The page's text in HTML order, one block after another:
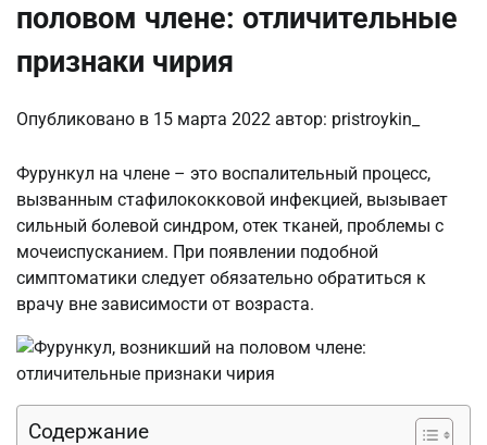
половом члене: отличительные
признаки чирия
Опубликовано в 15 марта 2022 автор: pristroykin_
Фурункул на члене – это воспалительный процесс,
вызванным стафилококковой инфекцией, вызывает
сильный болевой синдром, отек тканей, проблемы с
мочеиспусканием. При появлении подобной
симптоматики следует обязательно обратиться к
врачу вне зависимости от возраста.
Содержание